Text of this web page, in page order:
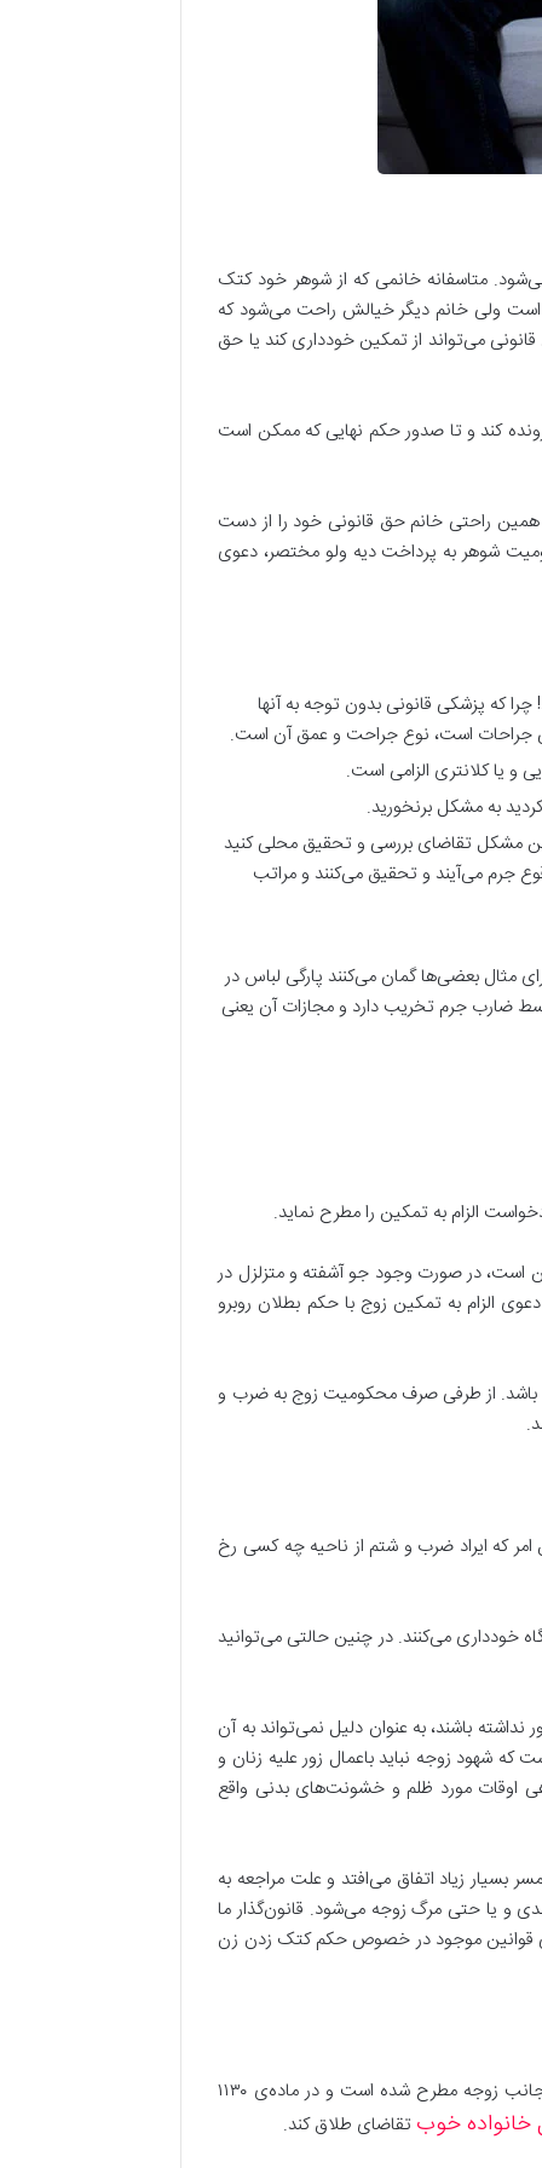
متاسفانه خانمی که از شوهر خود کتک
است ولی خانم دیگر خیالش راحت می‌شود که
می‌تواند از تمکین خودداری کند یا حق
کند و تا صدور حکم نهایی که ممکن است
راحتی خانم حق قانونی خود را از دست
شوهر به پرداخت دیه ولو مختصر، دعوی
که پزشکی قانونی بدون توجه به آنها
جراحات است، نوع جراحت و عمق آن است.
یا کلانتری الزامی است.
به مشکل برنخورید.
این مشکل تقاضای بررسی و تحقیق محلی کنید
جرم می‌آیند و تحقیق می‌کنند و مراتب
مثال بعضی‌ها گمان می‌کنند پارگی لباس در
ضارب جرم تخریب دارد و مجازات آن یعنی
الزام به تمکین را مطرح نماید.
است، در صورت وجود جو آشفته و متزلزل در
الزام به تمکین زوج با حکم بطلان روبرو
باشد. از طرفی صرف محکومیت زوج به ضرب و
که ایراد ضرب و شتم از ناحیه چه کسی رخ
خودداری می‌کنند. در چنین حالتی می‌توانید
باشند، به عنوان دلیل نمی‌تواند به آن
که شهود زوجه نباید باعمال زور علیه زنان و
اوقات مورد ظلم و خشونت‌های بدنی واقع
بسیار زیاد اتفاق می‌افتد و علت مراجعه به
و یا حتی مرگ زوجه می‌شود. قانون‌گذار ما
قوانین موجود در خصوص حکم کتک زدن زن
پاسخ به این سوال را می‌توانیم در مواد ۱۱۲۹ و ۱۱۳۰ قانون مدنی پیدا کنیم که در این مواد قانونی دلایل درخواست طلاق از جانب زوجه مطرح شده است و در ماده‌ی ۱۱۳۰
خانواده خوب تقاضای طلاق کند.